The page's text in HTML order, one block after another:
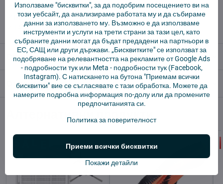
✅ Готов за изпращане веднага
✅ БЕЗПЛАТНА доставка над 55 EUR.
✅ 14 дни политика за връщане
Описание
Отзиви 0
Алтернативни продукти
Използваме "бисквитки", за да подобрим посещението ви на
този уебсайт, да анализираме работата му и да събираме
данни за използването му. Възможно е да използваме
инструменти и услуги на трети страни за тази цел, като
събраните данни могат да бъдат предадени на партньори в
ЕС, САЩ или други държави. „Бисквитките" се използват за
подобряване на релевантността на рекламите от Google Ads
- подробности тукили Meta - подробности тук(Facebook,
Instagram). С натискането на бутона "Приемам всички
бисквитки" вие се съгласявате с тази обработка. Можете да
намерите подробна информация по-долу или да промените
предпочитанията си.
Политика за поверителност
Покажи детайли
Приеми всички бисквитки